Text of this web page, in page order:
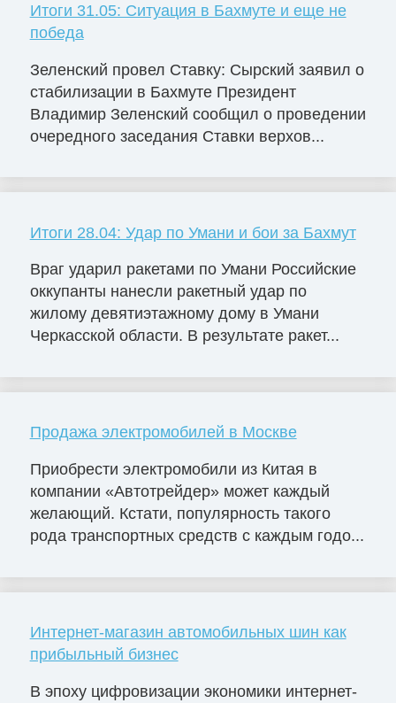
Итоги 31.05: Ситуация в Бахмуте и еще не
победа
Зеленский провел Ставку: Сырский заявил о
стабилизации в Бахмуте Президент
Владимир Зеленский сообщил о проведении
очередного заседания Ставки верхов...
Итоги 28.04: Удар по Умани и бои за Бахмут
Враг ударил ракетами по Умани Российские
оккупанты нанесли ракетный удар по
жилому девятиэтажному дому в Умани
Черкасской области. В результате ракет...
Продажа электромобилей в Москве
Приобрести электромобили из Китая в
компании «Автотрейдер» может каждый
желающий. Кстати, популярность такого
рода транспортных средств с каждым годо...
Интернет-магазин автомобильных шин как
прибыльный бизнес
В эпоху цифровизации экономики интернет-